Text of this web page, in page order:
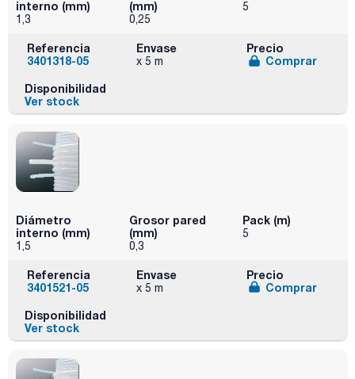
interno (mm)
1,3
(mm)
0,25
5
Referencia
3401318-05
Envase
x 5 m
Precio
Comprar
Disponibilidad
Ver stock
Diámetro
interno (mm)
1,5
Grosor pared
(mm)
0,3
Pack (m)
5
Referencia
3401521-05
Envase
x 5 m
Precio
Comprar
Disponibilidad
Ver stock